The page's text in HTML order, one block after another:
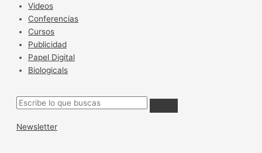
Videos
Conferencias
Cursos
Publicidad
Papel Digital
Biologicals
Newsletter